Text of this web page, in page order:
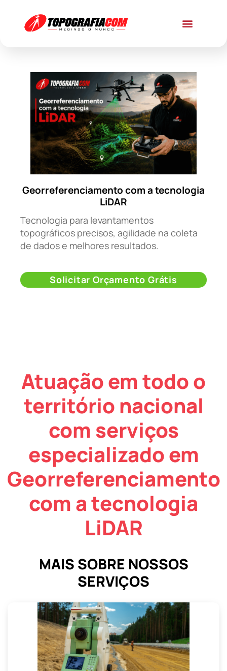
Georreferenciamento com a tecnologia
LiDAR
Tecnologia para levantamentos
topográficos precisos, agilidade na coleta
de dados e melhores resultados.
Solicitar Orçamento Grátis
Atuação em todo o
território nacional
com serviços
especializado em
Georreferenciamento
com a tecnologia
LiDAR
MAIS SOBRE NOSSOS
SERVIÇOS